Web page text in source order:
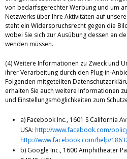
von bedarfsgerechter Werbung und um
Netzwerks über Ihre Aktivitäten auf
steht ein Widerspruchsrecht gegen die
wobei Sie sich zur Ausübung dessen an
wenden müssen.
(4) Weitere Informationen zu Zweck und
ihrer Verarbeitung durch den Plug-in-
Folgenden mitgeteilten
erhalten Sie auch weitere Informationen
und Einstellungsmöglichkeiten zum
a) Facebook Inc., 1601 S California
USA: http://www.facebook.com/
http://www.facebook.com/help/
b) Google Inc., 1600 Amphitheater